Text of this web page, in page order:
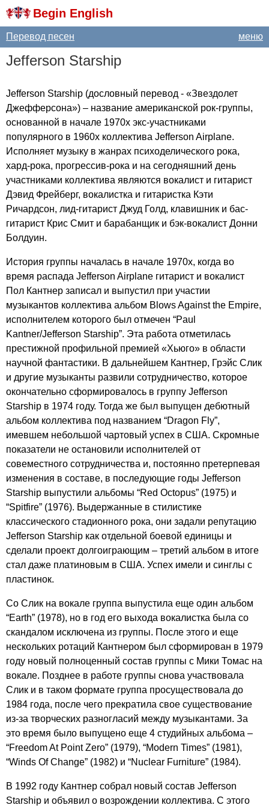
Begin English
меню
Перевод песен
Jefferson Starship
Jefferson Starship (дословный перевод - «Звездолет
Джефферсона») – название американской рок-группы,
основанной в начале 1970х экс-участниками
популярного в 1960х коллектива Jefferson Airplane.
Исполняет музыку в жанрах психоделического рока,
хард-рока, прогрессив-рока и на сегодняшний день
участниками коллектива являются вокалист и гитарист
Дэвид Фрейберг, вокалистка и гитаристка Кэти
Ричардсон, лид-гитарист Джуд Голд, клавишник и бас-
гитарист Крис Смит и барабанщик и бэк-вокалист Донни
Болдуин.
История группы началась в начале 1970х, когда во
время распада Jefferson Airplane гитарист и вокалист
Пол Кантнер записал и выпустил при участии
музыкантов коллектива альбом BlowsAgainst the Empire,
исполнителем которого был отмечен “Paul
Kantner/Jefferson Starship”. Эта работа отметилась
престижной профильной премией «Хьюго» в области
научной фантастики. В дальнейшем Кантнер, Грэйс Слик
и другие музыканты развили сотрудничество, которое
окончательно сформировалось в группу Jefferson
Starship в 1974 году. Тогда же был выпущен дебютный
альбом коллектива под названием “Dragon Fly”,
имевшем небольшой чартовый успех в США. Скромные
показатели не остановили исполнителей от
совеместного сотрудничества и, постоянно претерпевая
изменения в составе, в последующие годы Jefferson
Starship выпустили альбомы “Red Octopus” (1975) и
“Spitfire” (1976). Выдержанные в стилистике
классического стадионного рока, они задали репутацию
Jefferson Starship как отдельной боевой единицы и
сделали проект долгоиграющим – третий альбом в итоге
стал даже платиновым в США. Успех имели и синглы с
пластинок.
Со Слик на вокале группа выпустила еще один альбом
“Earth” (1978), но в год его выхода вокалистка была со
скандалом исключена из группы. После этого и еще
нескольких ротаций Кантнером был сформирован в 1979
году новый полноценный состав группы с Мики Томас на
вокале. Позднее в работе группы снова участвовала
Слик и в таком формате группа просуществовала до
1984 года, после чего прекратила свое существование
из-за творческих разногласий между музыкантами. За
это время было выпущено еще 4 студийных альбома –
“FreedomAt Point Zero” (1979), “Modern Times” (1981),
“Winds Of Change” (1982) и “Nuclear Furniture” (1984).
В 1992 году Кантнер собрал новый состав Jefferson
Starship и объявил о возрождении коллектива. С этого